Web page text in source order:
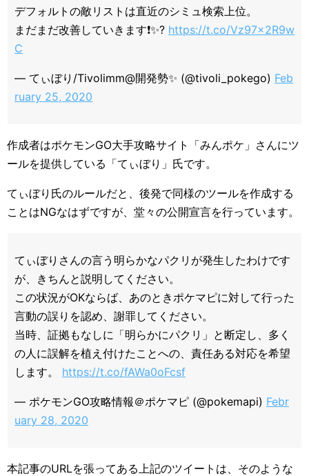
デフォルトの敵リストは直近のシミュ検索上位。
まだまだ改善していきます❗️✨? https://t.co/Vz97x2R9w
C
— てぃぼり/Tivolimm@開発勢✨ (@tivoli_pokego) Feb
ruary 25, 2020
作成者はポケモンGO大手攻略サイト「みんポケ」さんにツ
ールを提供している「てぃぼり」氏です。
てぃぼり氏のルールだと、後発で同様のツールを作成する
ことはNGなはずですが、堂々の公開宣言を行っています。
てぃぼりさんの言う明らかなパクリが発生したわけです
が、きちんと説明してください。
この状況がOKならば、あのときポケマピに対して行った
言動の誤りを認め、謝罪してください。
当時、証拠もなしに「明らかにパクリ」と断定し、多く
の人に誤解を植え付けたことへの、責任ある対応を希望
します。 https://t.co/fAWa0oFcsf
— ポケモンGO攻略情報＠ポケマピ (@pokemapi) Febr
uary 28, 2020
本記事のURLを張ってある上記のツイートは、そのような